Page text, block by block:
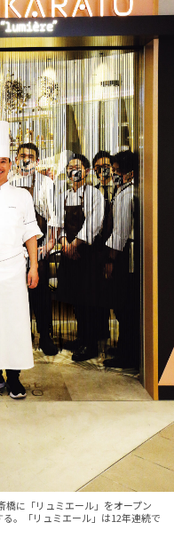
に「リュミエール」をオープン
。「リュミエール」は12年連続で